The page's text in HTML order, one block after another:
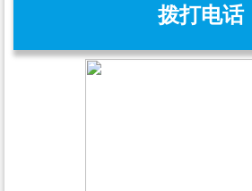
拨打电话